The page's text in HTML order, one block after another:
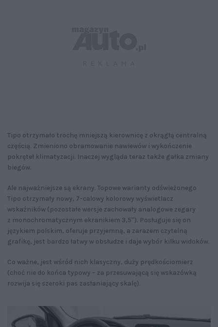
Tipo otrzymało trochę mniejszą kierownicę z okrągłą centralną
częścią. Zmieniono obramowanie nawiewów i wykończenie
pokręteł klimatyzacji. Inaczej wygląda teraz także gałka zmiany
biegów.
Ale najważniejsze są ekrany. Topowe warianty odświeżonego
Tipo otrzymały nowy, 7-calowy kolorowy wyświetlacz
wskaźników (pozostałe wersje zachowały analogowe zegary
z monochromatycznym ekranikiem 3,5''). Posługuje się on
językiem polskim, oferuje przyjemną, a zarazem czytelną
grafikę, jest bardzo łatwy w obsłudze i daje wybór kilku widoków.
Co ważne, jest wśród nich klasyczny, duży prędkościomierz
(choć nie do końca typowy – za przesuwającą się wskazówką
rozwija się szeroki pas zasłaniający skalę).